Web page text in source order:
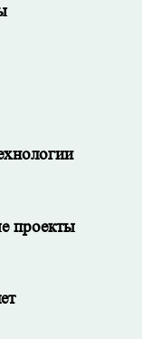
проекты